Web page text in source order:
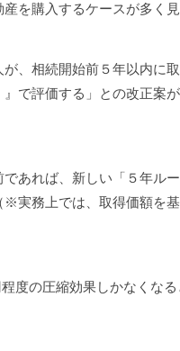
を購入するケースが多く見
、相続開始前５年以内に
で評価する」との改正案
あれば、新しい「５年ル
実務上では、取得価額を
度の圧縮効果しかなくな